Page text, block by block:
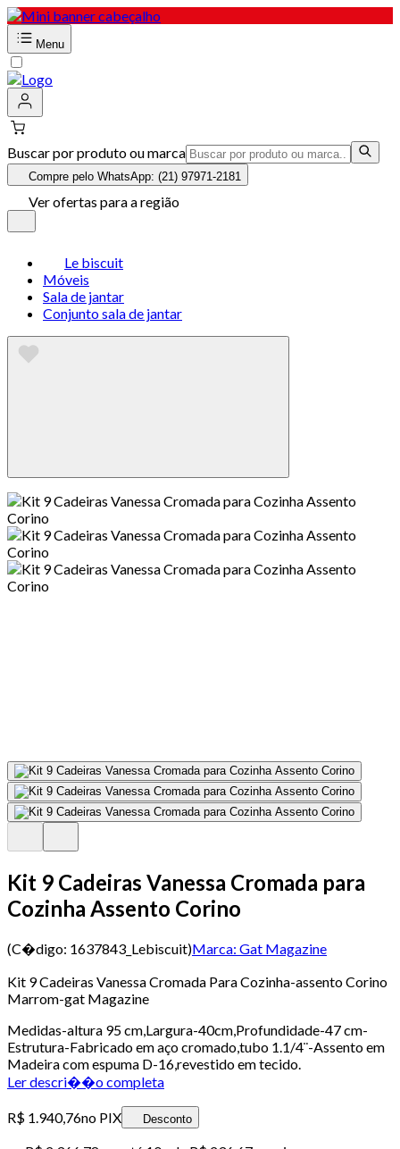
Menu
Buscar por produto ou marca
Compre pelo WhatsApp: (21) 97971-2181
Ver ofertas para a região
Le biscuit
Móveis
Sala de jantar
Conjunto sala de jantar
Kit 9 Cadeiras Vanessa Cromada para
Cozinha Assento Corino
(C�digo: 1637843_Lebiscuit)Marca: Gat Magazine
Kit 9 Cadeiras Vanessa Cromada Para Cozinha-assento Corino
Marrom-gat Magazine
Medidas-altura 95 cm,Largura-40cm,Profundidade-47 cm-
Estrutura-Fabricado em aço cromado,tubo 1.1/4¨-Assento em
Madeira com espuma D-16,revestido em tecido.
Ler descri��o completa
R$ 1.940,76no PIX Desconto